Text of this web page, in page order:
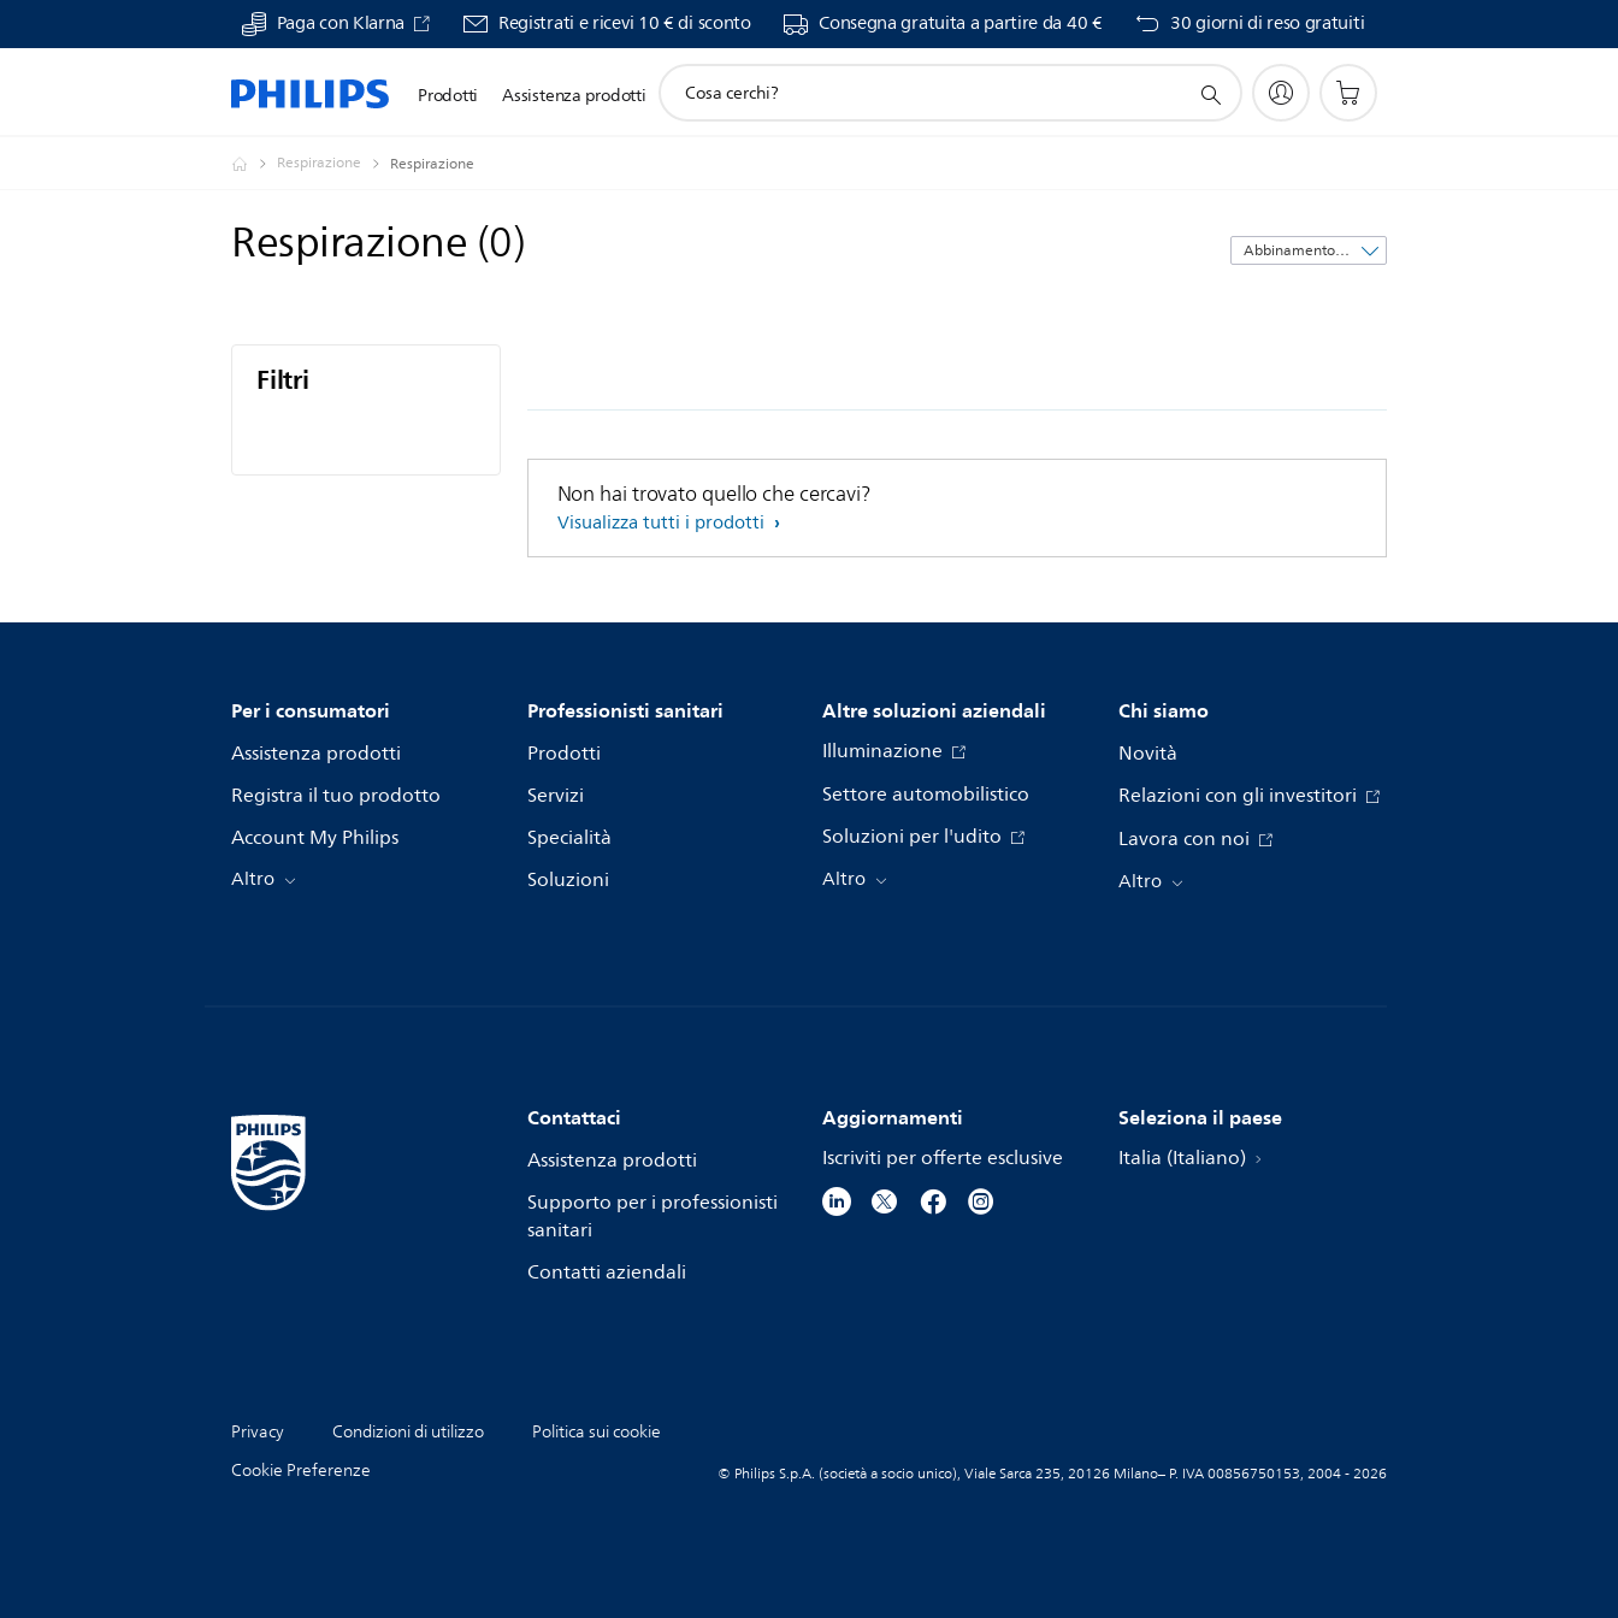
Paga con Klarna Registrati e ricevi 10 € di sconto Consegna gratuita a partire da 40 € 30 giorni di reso gratuiti
Prodotti Assistenza prodotti
supporto
Respirazione Respirazione
Respirazione (0)
Ordina
per
Filtri
Non hai trovato quello che cercavi?
Visualizza tutti i prodotti
Per i consumatori
Assistenza prodotti
Registra il tuo prodotto
Account My Philips
Altro
Professionisti sanitari
Prodotti
Servizi
Specialità
Soluzioni
Altre soluzioni aziendali
Illuminazione
Settore automobilistico
Soluzioni per l'udito
Altro
Chi siamo
Novità
Relazioni con gli investitori
Lavora con noi
Altro
Contattaci
Assistenza prodotti
Supporto per i professionisti
sanitari
Contatti aziendali
Aggiornamenti
Iscriviti per offerte esclusive
Seleziona il paese
Italia (Italiano)
Privacy Condizioni di utilizzo
Politica sui cookie
Cookie Preferenze
© Philips S.p.A. (società a socio unico), Viale Sarca 235, 20126 Milano– P. IVA 00856750153, 2004 - 2026